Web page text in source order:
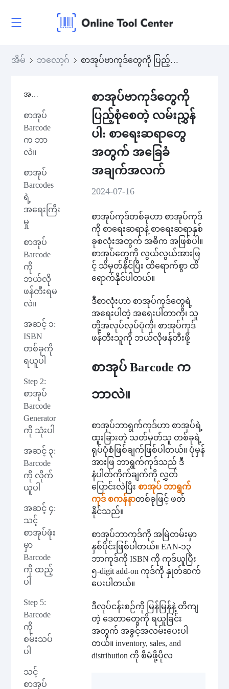
အိမ် ဘလော့ဂ် စာအုပ်ဗာကုဒ်တွေကို ပြည့်စုံစေတဲ့ လမ်းညွှန်ပါ: စာရေးဆရာတွေအတွက် အခြေခံအချက်အလက်
အကြောင်းအရာများ
စာအုပ်
Barcode
က ဘာ
လဲ။
စာအုပ်
Barcodes
ရဲ့
အရေးကြီး
မှု
စာအုပ်
Barcode
ကို
ဘယ်လို
ဖန်တီးရမ
လဲ။
အဆင့် ၁:
ISBN
တစ်ခုကို
ရယူပါ
Step 2:
စာအုပ်
Barcode
Generator
ကို သုံးပါ
အဆင့် ၃:
Barcode
ကို လိုက်
ယူပါ
အဆင့် ၄:
သင့်
စာအုပ်ဖုံး
မှာ
Barcode
ကို ထည့်
ပါ
Step 5:
Barcode
ကို
စမ်းသပ်
ပါ
သင့်
စာအုပ်
စာအုပ်ဗာကုဒ်တွေကို
ပြည့်စုံစေတဲ့ လမ်းညွှန်
ပါ: စာရေးဆရာတွေ
အတွက် အခြေခံ
အချက်အလက်
2024-07-16
စာအုပ်ကုဒ်တစ်ခုဟာ စာအုပ်ကုဒ်
ကို စာရေးဆရာနဲ့ စာရေးဆရာနှစ်
ခုစလုံးအတွက် အဓိက အဖြစ်ပါ။
စာအုပ်တွေကို လွယ်လွယ်အားဖြ
င့် သိမှတ်နိုင်ပြီး ထိရောက်စွာ ထိ
ရောက်နိုင်ပါတယ်။
ဒီစာလုံးဟာ စာအုပ်ကုဒ်တွေရဲ့
အရေးပါတဲ့ အရေးပါတာကို၊ သူ
တို့အလုပ်လုပ်ပုံကို၊ စာအုပ်ကုဒ်
ဖန်တီးသူကို ဘယ်လိုဖန်တီးဖို့
စာအုပ် Barcode က
ဘာလဲ။
စာအုပ်ဘာရွက်ကုဒ်ဟာ စာအုပ်ရဲ့
ထူးခြားတဲ့ သတ်မှတ်သူ တစ်ခုရဲ့
ရုပ်ပုံစံဖြစ်ချက်ဖြစ်ပါတယ်။ ပုံမှန်
အားဖြ ဘာရွက်ကုဒ်သည် ဒီ
နံပါတ်ကိုက်ချက်ကို လွှတ်
ပြောင်းလဲပြီး စာအုပ် ဘာရွက်
ကုဒ် စကန်နာတစ်ခုဖြင့် ဖတ်
နိုင်သည်။
စာအုပ်ဘာကုဒ်ကို အမြဲတမ်းမှာ
နှစ်ပိုင်းဖြစ်ပါတယ်။ EAN-၁၃
ဘာကုဒ်ကို ISBN ကို ကုဒ်ယူပြီး
၅-digit add-on ကုဒ်ကို နှုတ်ဆက်
ပေးပါတယ်။
ဒီလုပ်ငန်းစဉ်ကို မြန်မြန်နဲ့ တိကျ
တဲ့ ဒေတာတွေကို ရယူခြင်း
အတွက် အခွင့်အလမ်းပေးပါ
တယ်။ inventory, sales, and
distribution ကို စီမံဖို့ပိုလ